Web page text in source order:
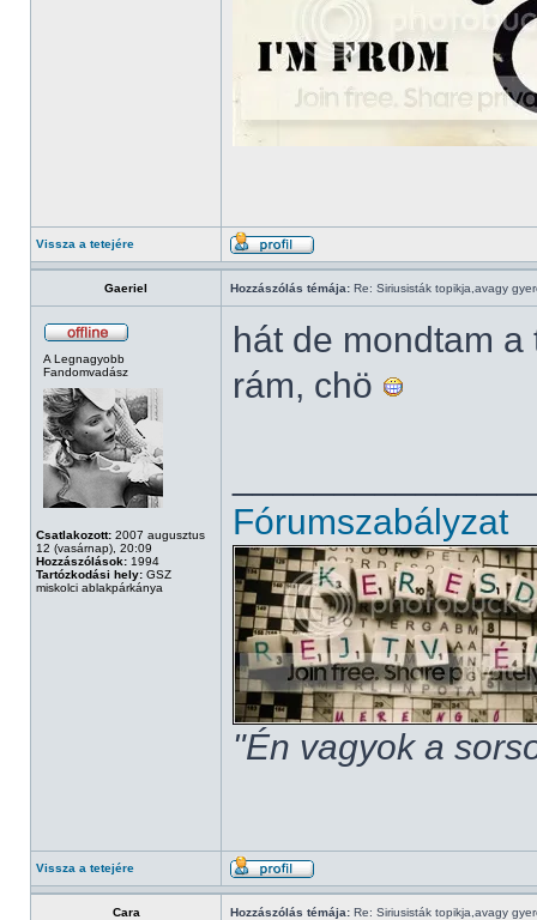
Vissza a tetejére
Gaeriel Hozzászólás témája: Re: Siriusisták topikja,avagy
A Legnagyobb
Fandomvadász
Csatlakozott: 2007 augusztus
12 (vasárnap), 20:09
Hozzászólások: 1994
Tartózkodási hely: GSZ
miskolci ablakpárkánya
hát de mondtam
rám, chö
Fórumszabályzat
"Én vagyok a
Vissza a tetejére
Cara Hozzászólás témája: Re: Siriusisták topikja,avagy